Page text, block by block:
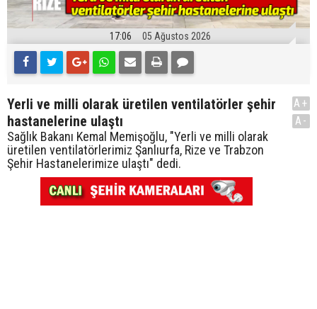
17:06 05 Ağustos 2026
Yerli ve milli olarak üretilen ventilatörler şehir
hastanelerine ulaştı
Sağlık Bakanı Kemal Memişoğlu, "Yerli ve milli olarak
üretilen ventilatörlerimiz Şanlıurfa, Rize ve Trabzon
Şehir Hastanelerimize ulaştı" dedi.
A+
A-